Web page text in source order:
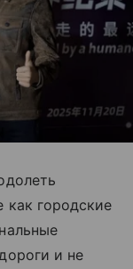
как городские
и не